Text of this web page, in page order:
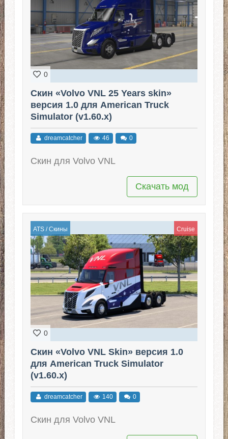
0
Скин «Volvo VNL 25 Years skin»
версия 1.0 для American Truck
Simulator (v1.60.x)
dreamcatcher 46 0
Скин для Volvo VNL
Скачать мод
ATS/Скины Cruise
0
Скин «Volvo VNL Skin» версия 1.0
для American Truck Simulator
(v1.60.x)
dreamcatcher 140 0
Скин для Volvo VNL